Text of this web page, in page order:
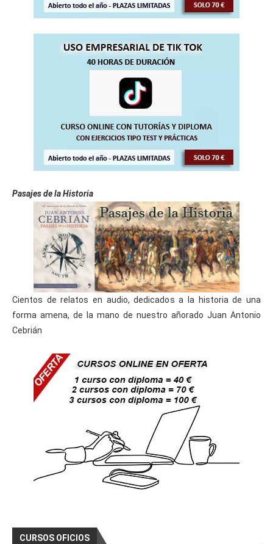
Pasajes de la Historia
Cientos de relatos en audio, dedicados a la historia de una
forma amena, de la mano de nuestro añorado Juan Antonio
Cebrián
CURSOS OFICIOS